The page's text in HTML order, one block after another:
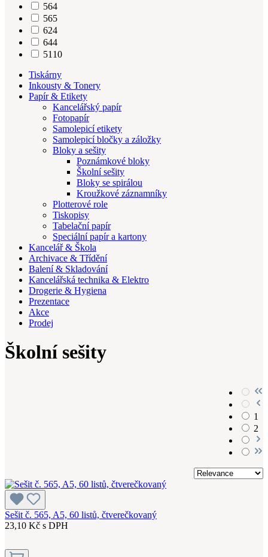
564
565
624
644
5110
Tiskárny
Inkousty & Tonery
Papír & Etikety
Kancelářský papír
Fotopapír
Samolepicí etikety
Samolepicí bločky a záložky
Bloky a sešity
Poznámkové bloky
Školní sešity
Bloky se spirálou
Kroužkové záznamníky
Plotterové role
Tiskopisy
Tabelační papír
Speciální papír a kartony
Kancelář & Škola
Archivace & Třídění
Balení & Skladování
Kancelářská technika & Elektro
Drogerie & Hygiena
Prezentace
Akce
Prodej
Školní sešity
1
2
Sešit č. 565, A5, 60 listů, čtverečkovaný
23,10 Kč s DPH